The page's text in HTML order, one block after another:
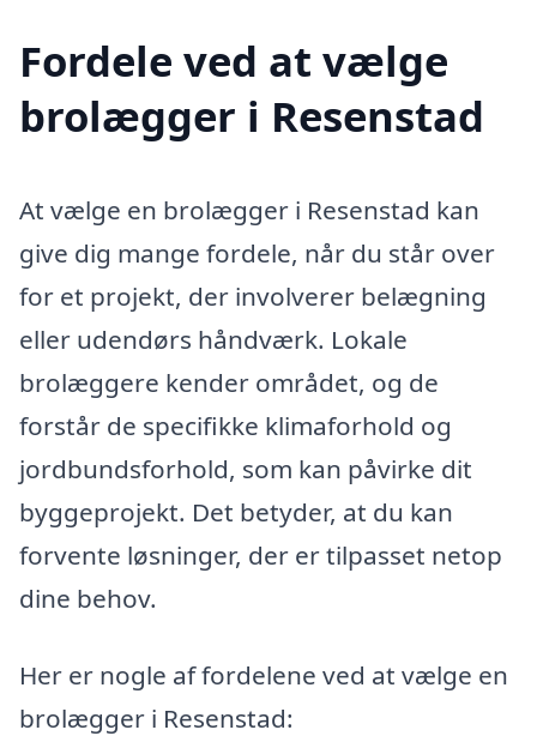
Fordele ved at vælge
brolægger i Resenstad
At vælge en brolægger i Resenstad kan
give dig mange fordele, når du står over
for et projekt, der involverer belægning
eller udendørs håndværk. Lokale
brolæggere kender området, og de
forstår de specifikke klimaforhold og
jordbundsforhold, som kan påvirke dit
byggeprojekt. Det betyder, at du kan
forvente løsninger, der er tilpasset netop
dine behov.
Her er nogle af fordelene ved at vælge en
brolægger i Resenstad: